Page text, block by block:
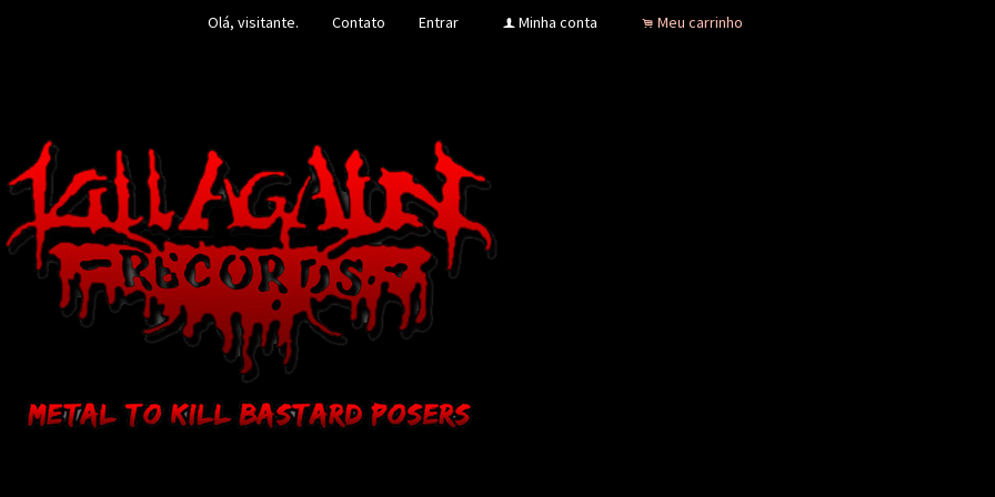
Olá, visitante. Contato Entrar f Minha conta . Meu carrinho